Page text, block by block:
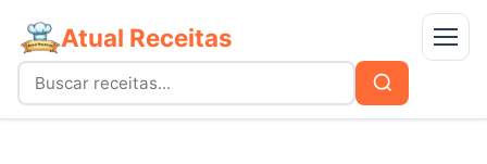
Atual Receitas Menu
Buscar
por:
Buscar